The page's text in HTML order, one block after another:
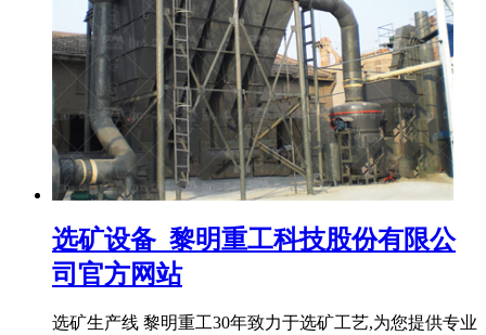
选矿设备_黎明重工科技股份有限公
司官方网站
选矿生产线 黎明重工30年致力于选矿工艺,为您提供专业